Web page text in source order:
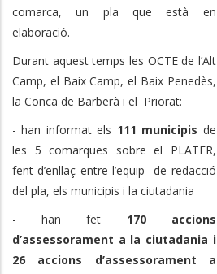
comarca, un pla que està en
elaboració.
Durant aquest temps les OCTE de l’Alt
Camp, el Baix Camp, el Baix Penedès,
la Conca de Barberà i el Priorat:
- han informat els 111 municipis de
les 5 comarques sobre el PLATER,
fent d’enllaç entre l’equip de redacció
del pla, els municipis i la ciutadania
- han fet 170 accions
d’assessorament a la ciutadania i
26 accions d’assessorament a